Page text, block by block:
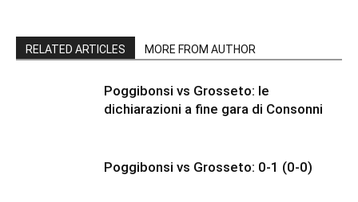
RELATED ARTICLES MORE FROM AUTHOR
Poggibonsi vs Grosseto: le
dichiarazioni a fine gara di Consonni
Poggibonsi vs Grosseto: 0-1 (0-0)